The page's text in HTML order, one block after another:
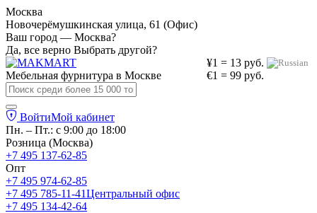
Москва
Новочерёмушкинская улица, 61 (Офис)
Ваш город — Москва?
Да, все верно Выбрать другой?
¥1 = 13 руб.
€1 = 99 руб.
Мебельная фурнитура в Москве
ВойтиМой кабинет
Пн. – Пт.: с 9:00 до 18:00
Розница (Москва)
+7 495 137-62-85
Опт
+7 495 974-62-85
+7 495 785-11-41Центральный офис
+7 495 134-42-64